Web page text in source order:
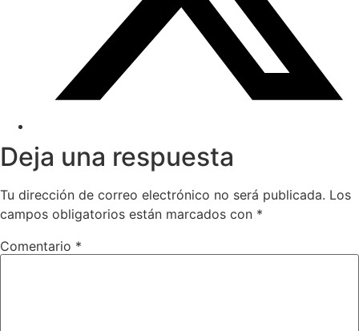
Deja una respuesta
Tu dirección de correo electrónico no será publicada. Los
campos obligatorios están marcados con *
Comentario *